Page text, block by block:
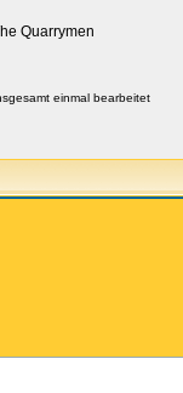
Quarrymen
einmal bearbeitet